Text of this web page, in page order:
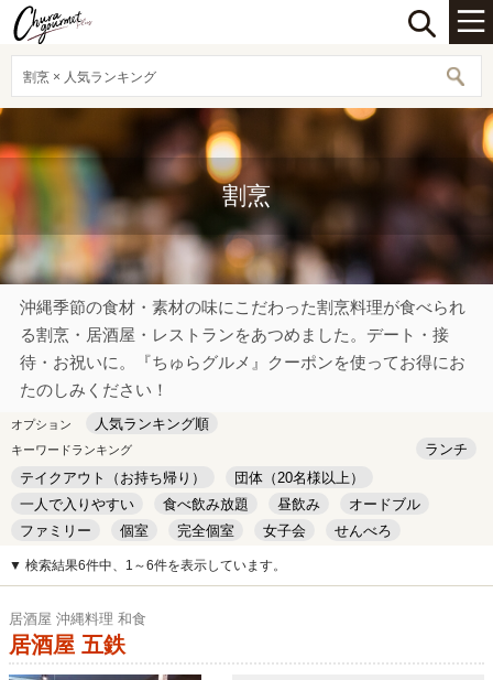
割烹 × 人気ランキング
割烹
沖縄季節の食材・素材の味にこだわった割烹料理が食べられ
る割烹・居酒屋・レストランをあつめました。デート・接
待・お祝いに。『ちゅらグルメ』クーポンを使ってお得にお
たのしみください！
オプション 人気ランキング順
キーワードランキング
ランチ
テイクアウト（お持ち帰り）
団体（20名様以上）
一人で入りやすい
食べ飲み放題 昼飲み
オードブル
ファミリー
個室 完全個室 女子会
せんべろ
キッズルーム
安い デート
▼ 検索結果6件中、1～6件を表示しています。
居酒屋 沖縄料理 和食
居酒屋 五鉄